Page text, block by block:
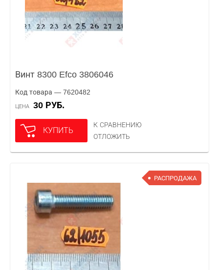
Винт 8300 Efco 3806046
Код товара — 7620482
ЦЕНА 30 РУБ.
КУПИТЬ
К СРАВНЕНИЮ
ОТЛОЖИТЬ
РАСПРОДАЖА